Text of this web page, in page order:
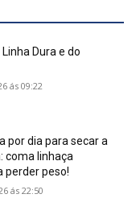
Dura e do
ás 09:22
por dia para secar a
coma linhaça
perder peso!
ás 22:50